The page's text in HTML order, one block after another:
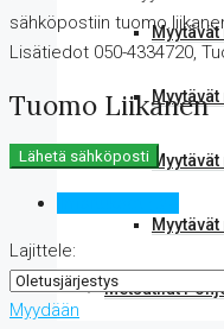
Metsätilat
Tuomo Liikanen
Lähetä sähköposti
Lajittele:
Myydään